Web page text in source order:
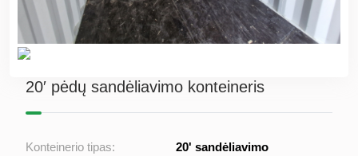
20′ pėdų sandėliavimo konteineris
Konteinerio tipas: 20' sandėliavimo